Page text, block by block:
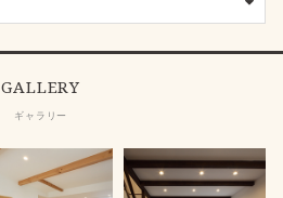
GALLERY
ギャラリー